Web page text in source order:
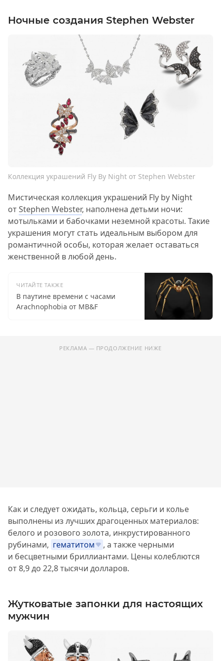
Ночные создания Stephen Webster
Коллекция украшений Fly By Night от Stephen Webster
Мистическая коллекция украшений Fly by Night
отStephen Webster, наполнена детьми ночи:
мотыльками и бабочками неземной красоты. Такие
украшения могут стать идеальным выбором для
романтичной особы, которая желает оставаться
женственной в любой день.
ЧИТАЙТЕ ТАКЖЕ
В паутине времени с часами
Arachnophobia от MB&F
РЕКЛАМА — ПРОДОЛЖЕНИЕ НИЖЕ
Как и следует ожидать, кольца, серьги и колье
выполнены из лучших драгоценных материалов:
белого и розового золота, инкрустированного
рубинами, гематитом
, а также черными
и бесцветными бриллиантами. Цены колеблются
от 8,9 до 22,8 тысячи долларов.
Жутковатые запонки для настоящих
мужчин